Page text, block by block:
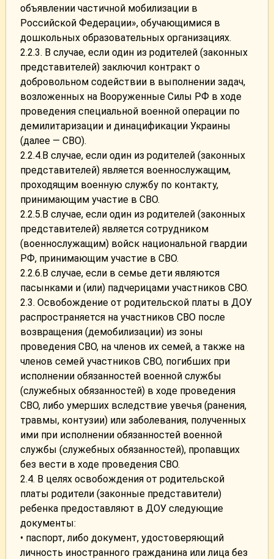
объявлении частичной мобилизации в
Российской Федерации», обучающимися в
дошкольных образовательных организациях.
2.2.3. В случае, если один из родителей (законных
представителей) заключил контракт о
добровольном содействии в выполнении задач,
возложенных на Вооруженные Силы РФ в ходе
проведения специальной военной операции по
демилитаризации и динацификации Украины
(далее — СВО).
2.2.4.В случае, если один из родителей (законных
представителей) является военнослужащим,
проходящим военную службу по контакту,
принимающим участие в СВО.
2.2.5.В случае, если один из родителей (законных
представителей) является сотрудником
(военнослужащим) войск национальной гвардии
РФ, принимающим участие в СВО.
2.2.6.В случае, если в семье дети являются
пасынками и (или) падчерицами участников СВО.
2.3. Освобождение от родительской платы в ДОУ
распространяется на участников СВО после
возвращения (демобилизации) из зоны
проведения СВО, на членов их семей, а также на
членов семей участников СВО, погибших при
исполнении обязанностей военной службы
(служебных обязанностей) в ходе проведения
СВО, либо умерших вследствие увечья (ранения,
травмы, контузии) или заболевания, полученных
ими при исполнении обязанностей военной
службы (служебных обязанностей), пропавщих
без вести в ходе проведения СВО.
2.4. В целях освобождения от родительской
платы родители (законные представители)
ребенка предоставляют в ДОУ следующие
документы:
• паспорт, либо документ, удостоверяющий
личность иностранного гражданина или лица без